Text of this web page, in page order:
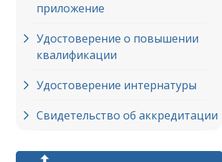
приложение
Удостоверение о повышении
квалификации
Удостоверение интернатуры
Свидетельство об аккредитации